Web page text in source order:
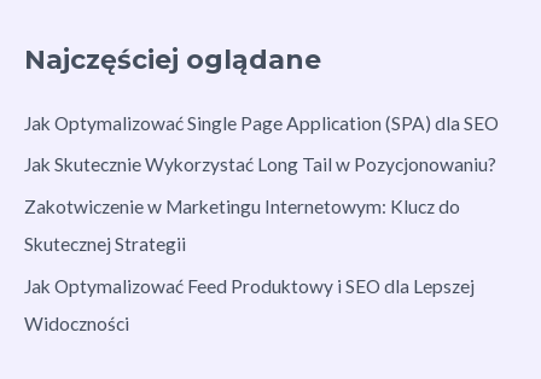
Najczęściej oglądane
Jak Optymalizować Single Page Application (SPA) dla SEO
Jak Skutecznie Wykorzystać Long Tail w Pozycjonowaniu?
Zakotwiczenie w Marketingu Internetowym: Klucz do
Skutecznej Strategii
Jak Optymalizować Feed Produktowy i SEO dla Lepszej
Widoczności